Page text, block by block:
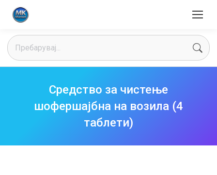
Search:
Средство за чистење
шофершајбна на возила (4
таблети)